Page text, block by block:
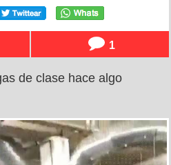
1
de clase hace algo